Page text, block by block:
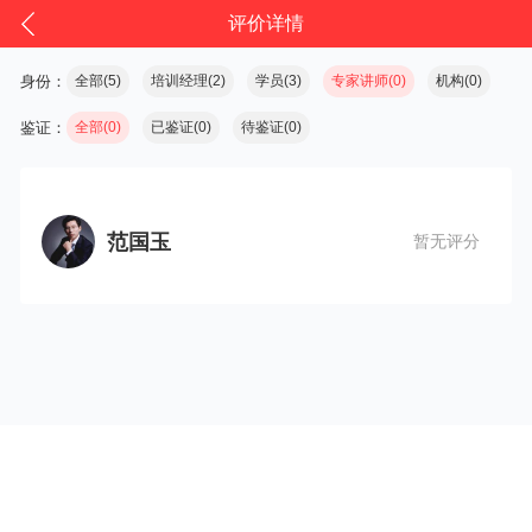
评价详情
身份： 全部(5) 培训经理(2) 学员(3) 专家讲师(0) 机构(0)
鉴证： 全部(0) 已鉴证(0) 待鉴证(0)
范国玉 暂无评分